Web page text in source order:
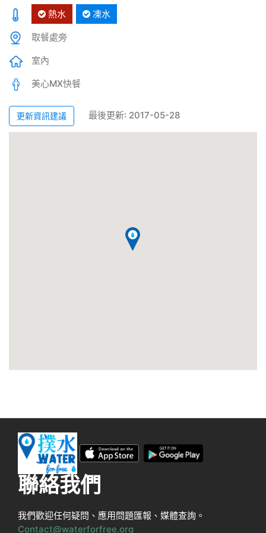
熱水 凍水
取餐處旁
室內
美心MX快餐
更新資訊建議 最後更新: 2017-05-28
聯絡我們
我們歡迎任何疑問、應用問題匯報、媒體查詢。
Contact@waterforfree.org